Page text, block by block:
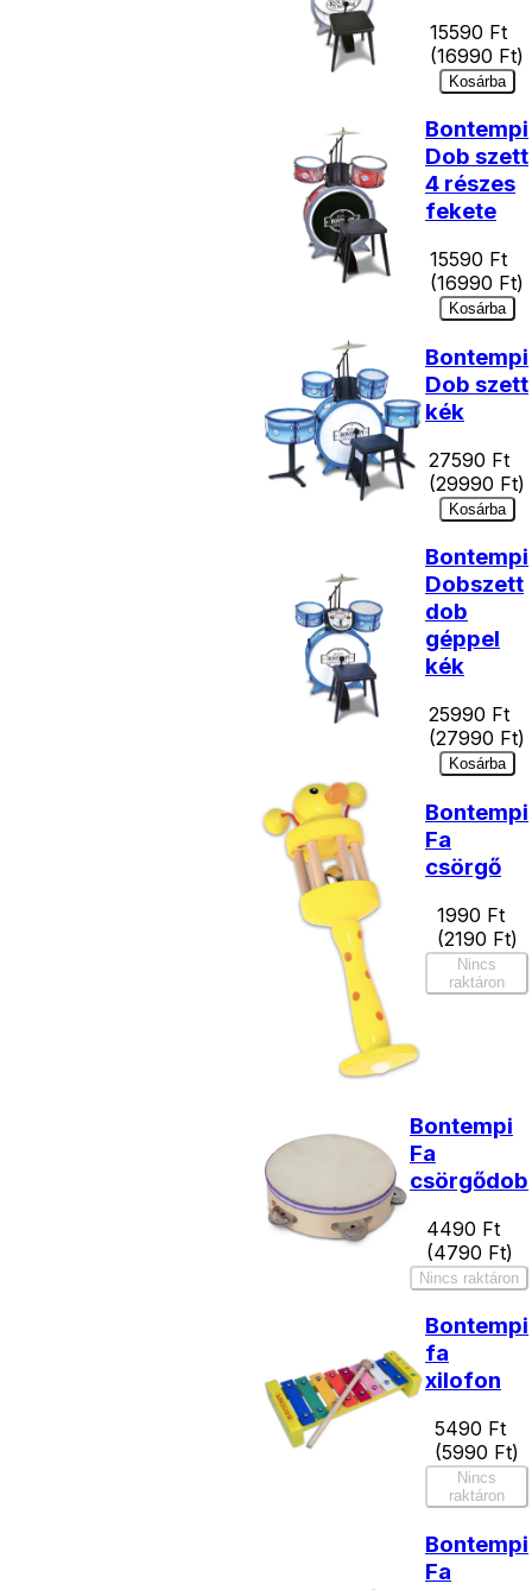
15590 Ft
(16990 Ft)
Kosárba
Bontempi
Dob szett
4 részes
fekete
15590 Ft
(16990 Ft)
Kosárba
Bontempi
Dob szett
kék
27590 Ft
(29990 Ft)
Kosárba
Bontempi
Dobszett
dob
géppel
kék
25990 Ft
(27990 Ft)
Kosárba
Bontempi
Fa
csörgő
1990 Ft
(2190 Ft)
Nincs
raktáron
Bontempi
Fa
csörgődob
4490 Ft
(4790 Ft)
Nincs raktáron
Bontempi
fa
xilofon
5490 Ft
(5990 Ft)
Nincs
raktáron
Bontempi
Fa